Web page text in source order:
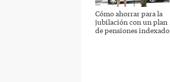
Cómo ahorrar para la
jubilación con un plan
de pensiones indexado